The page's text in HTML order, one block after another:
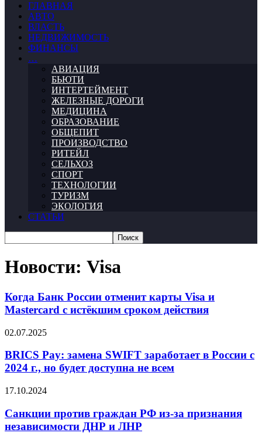
ГЛАВНАЯ
АВТО
ВЛАСТЬ
НЕДВИЖИМОСТЬ
ФИНАНСЫ
…
АВИАЦИЯ
БЬЮТИ
ИНТЕРТЕЙМЕНТ
ЖЕЛЕЗНЫЕ ДОРОГИ
МЕДИЦИНА
ОБРАЗОВАНИЕ
ОБЩЕПИТ
ПРОИЗВОДСТВО
РИТЕЙЛ
СЕЛЬХОЗ
СПОРТ
ТЕХНОЛОГИИ
ТУРИЗМ
ЭКОЛОГИЯ
СТАТЬИ
Новости: Visa
Когда Банк России отменит карты Visa и
Mastercard с истёкшим сроком действия
02.07.2025
BRICS Pay: замена SWIFT заработает в России с
2024 г., но будет доступна не всем
17.10.2024
Санкции против граждан РФ из-за признания
независимости ДНР и ЛНР